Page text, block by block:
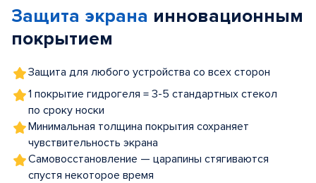
5
Защита экрана инновационным
покрытием
Защита для любого устройства со всех сторон
1 покрытие гидрогеля = 3-5 стандартных стекол
по сроку носки
Минимальная толщина покрытия сохраняет
чувствительность экрана
Самовосстановление — царапины стягиваются
спустя некоторое время